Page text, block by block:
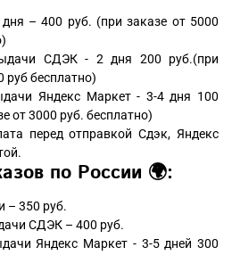
– 400 руб. (при заказе от 5000
СДЭК - 2 дня 200 руб.(при
руб бесплатно)
Яндекс Маркет - 3-4 дня 100
от 3000 руб. бесплатно)
перед отправкой Сдэк, Яндекс
по России 🌍:
– 350 руб.
СДЭК – 400 руб.
Яндекс Маркет - 3-5 дней 300